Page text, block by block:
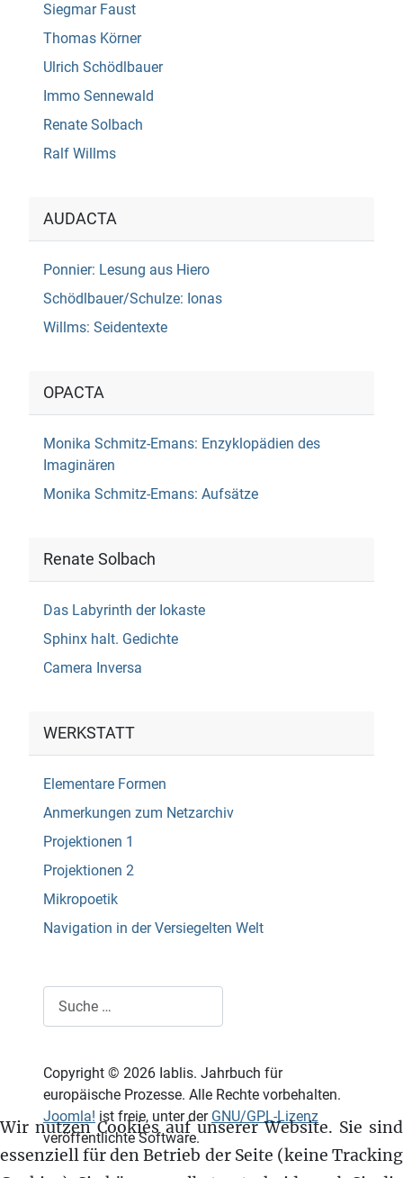
Siegmar Faust
Thomas Körner
Ulrich Schödlbauer
Immo Sennewald
Renate Solbach
Ralf Willms
AUDACTA
Ponnier: Lesung aus Hiero
Schödlbauer/Schulze: Ionas
Willms: Seidentexte
OPACTA
Monika Schmitz-Emans: Enzyklopädien des
Imaginären
Monika Schmitz-Emans: Aufsätze
Renate Solbach
Das Labyrinth der Iokaste
Sphinx halt. Gedichte
Camera Inversa
WERKSTATT
Elementare Formen
Anmerkungen zum Netzarchiv
Projektionen 1
Projektionen 2
Mikropoetik
Navigation in der Versiegelten Welt
Copyright © 2026 Iablis. Jahrbuch für
europäische Prozesse. Alle Rechte vorbehalten.
Joomla! ist freie, unter der GNU/GPL-Lizenz
veröffentlichte Software.
Wir nutzen Cookies auf unserer Website. Sie sind
essenziell für den Betrieb der Seite (keine Tracking